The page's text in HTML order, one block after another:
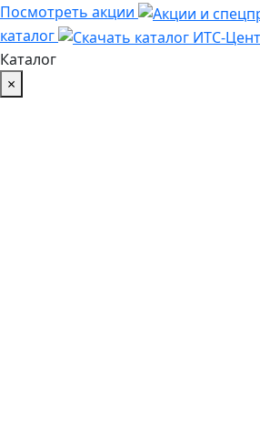
Посмотреть акции
каталог
Каталог
×